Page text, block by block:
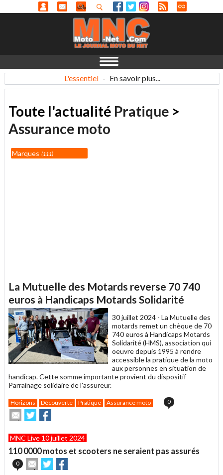
L'essentiel - En savoir plus...
Toute l'actualité Pratique >
Assurance moto
Marques 111
La Mutuelle des Motards reverse 70 740
euros à Handicaps Motards Solidarité
30 juillet 2024 - La Mutuelle des
motards remet un chèque de 70
740 euros à Handicaps Motards
Solidarité (HMS), association qui
oeuvre depuis 1995 à rendre
accessible la pratique de la moto
aux personnes en situation de
handicap. Cette somme importante provient du dispositif
Parrainage solidaire de l'assureur.
Horizons Découverte Pratique Assurance moto 0
Envoyer
cet
à
un
ami
Partager
sur
sur
MNC Live 10 juillet 2024
110 0000 motos et scooters ne seraient pas assurés
0
Envoyer
cet
Partager
sur sur